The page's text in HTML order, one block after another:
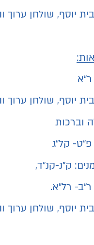
יוסף, שולחן
ר"א
יוסף, שולחן
פ"ט- קל"ג
ק"נ-קנ"ד,
ר"ב- רל"א.
יוסף, שולחן ערוך